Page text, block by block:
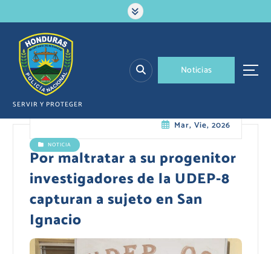
a
SERVIR Y PROTEGER
Noticias
Mar, Vie, 2026
NOTICIA
Por maltratar a su progenitor
investigadores de la UDEP-8
capturan a sujeto en San
Ignacio